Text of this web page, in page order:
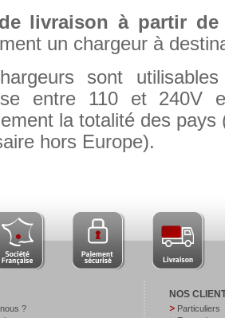
livraison à partir de
un chargeur à
sont
entre 110 et 240V
la totalité des
hors Europe).
?
NOS
Particuliers